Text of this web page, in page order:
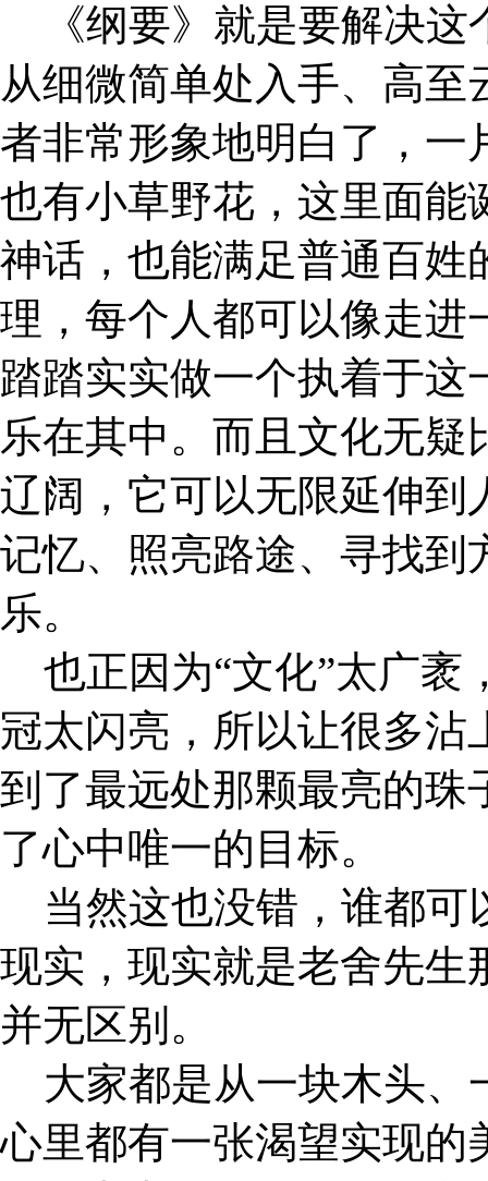
《纲要》就是要解决这
从细微简单处入手、高
者非常形象地明白了，一
也有小草野花，这里面能
神话，也能满足普通百姓
理，每个人都可以像走进
踏踏实实做一个执着于
乐在其中。而且文化无
辽阔，它可以无限延伸到
记忆、照亮路途、寻找到
乐。
也正因为“文化”太广袤
冠太闪亮，所以让很多沾
到了最远处那颗最亮的珠
了心中唯一的目标。
当然这也没错，谁都可
现实，现实就是老舍先生
并无区别。
大家都是从一块木头、
心里都有一张渴望实现的